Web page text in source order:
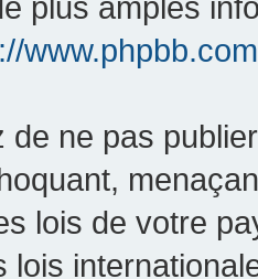
de ne pas
lois de votre
lois